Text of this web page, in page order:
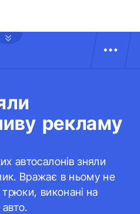
рекламу
автосалонів зняли
Вражає в ньому не
виконані на